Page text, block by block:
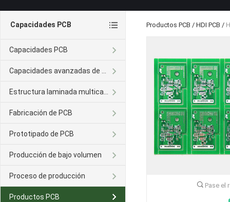
Productos PCB / HDI PCB /
Pase el
Capacidades PCB
Capacidades PCB
Fabricación de PCB
Prototipado de PCB
Producción de bajo volumen
Proceso de producción
Productos PCB